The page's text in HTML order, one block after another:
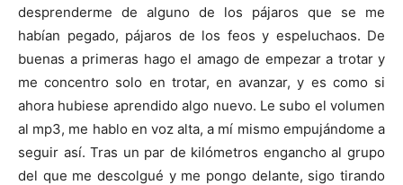
desprenderme de alguno de los pájaros que se me
habían pegado, pájaros de los feos y espeluchaos. De
buenas a primeras hago el amago de empezar a trotar y
me concentro solo en trotar, en avanzar, y es como si
ahora hubiese aprendido algo nuevo. Le subo el volumen
al mp3, me hablo en voz alta, a mí mismo empujándome a
seguir así. Tras un par de kilómetros engancho al grupo
del que me descolgué y me pongo delante, sigo tirando